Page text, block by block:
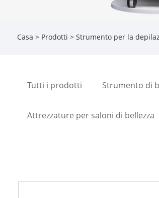
Casa > Prodotti > Strumento per la
Tutti i prodotti Strumento di
Attrezzature per saloni di bellezza